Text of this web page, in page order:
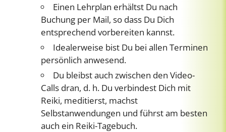
Einen Lehrplan erhältst Du nach
Buchung per Mail, so dass Du Dich
entsprechend vorbereiten kannst.
Idealerweise bist Du bei allen Terminen
persönlich anwesend.
Du bleibst auch zwischen den Video-
Calls dran, d. h. Du verbindest Dich mit
Reiki, meditierst, machst
Selbstanwendungen und führst am besten
auch ein Reiki-Tagebuch.